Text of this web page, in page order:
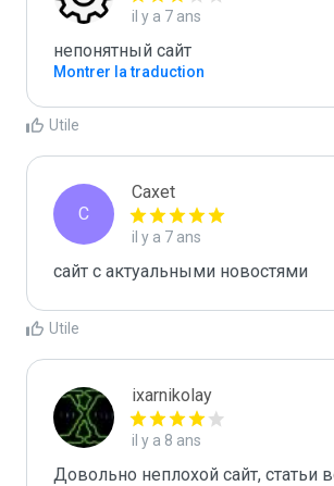
il y a 7 ans
непонятный сайт
Montrer la traduction
Utile
C
Caxet
il y a 7 ans
сайт с актуальными новостями
Utile
ixarnikolay
il y a 8 ans
Довольно неплохой сайт, статьи